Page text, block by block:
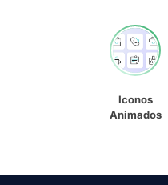
Iconos
Animados